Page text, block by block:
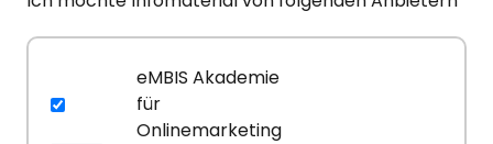
eMBIS Akademie
für
Onlinemarketing